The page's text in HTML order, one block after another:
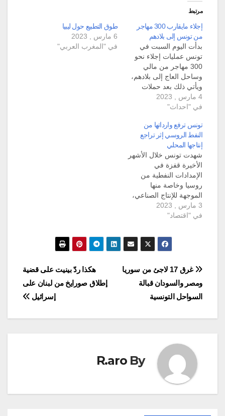
مرتبط
إجلاء مايقارب 300 مهاجر
من تونس إلى بلادهم
بدأت اليوم السبت في
تونس عمليات إجلاء نحو
300 مهاجر من مالي
وساحل العاج إلى بلادهم،
ويأتي ذلك بعد حملات
عدائية تجاه المهاجرين غير
القانونيين من دول جنوب
الرئيس التونسي قيس
سعيّد، قد أجّج هذه
الحملات العدائية، في
خطاب ألقاه الأسبوع
الفائت شدّد فيه على
وجوب اتّخاذ…
4 مارس , 2023
في "احداث"
طوق التطبيع حول ليبيا
6 مارس , 2023
في "المغرب العربي"
تونس ترفع وارداتها من
النفط الروسي إثر تراجع
إنتاجها المحلي
شهدت تونس خلال الأشهر
الأخيرة قفزة في
الإمدادات النفطية من
روسيا وخاصة منها
الموجهة للإنتاج الصناعي،
في الوقت الذي يشهد فيه
إنتاجها المحلي من النفط
بالسنوات الماضية.
مهاجرون من جنوب
بلدانهم في تونس وكان
بعض المهاجرين ما يقارب
المئة قد اتخذوا من دول
جنوب…
3 مارس , 2023
في "اقتصاد"
تصفّح
المقالات
هكذا ردّ بينيت على قضية
إطلاق صورايخ من لبنان على
إسرائيل
غرق 17 لاجئ من سوريا
ومصر والسودان قبالة
السواحل التونسية
By
R.aro